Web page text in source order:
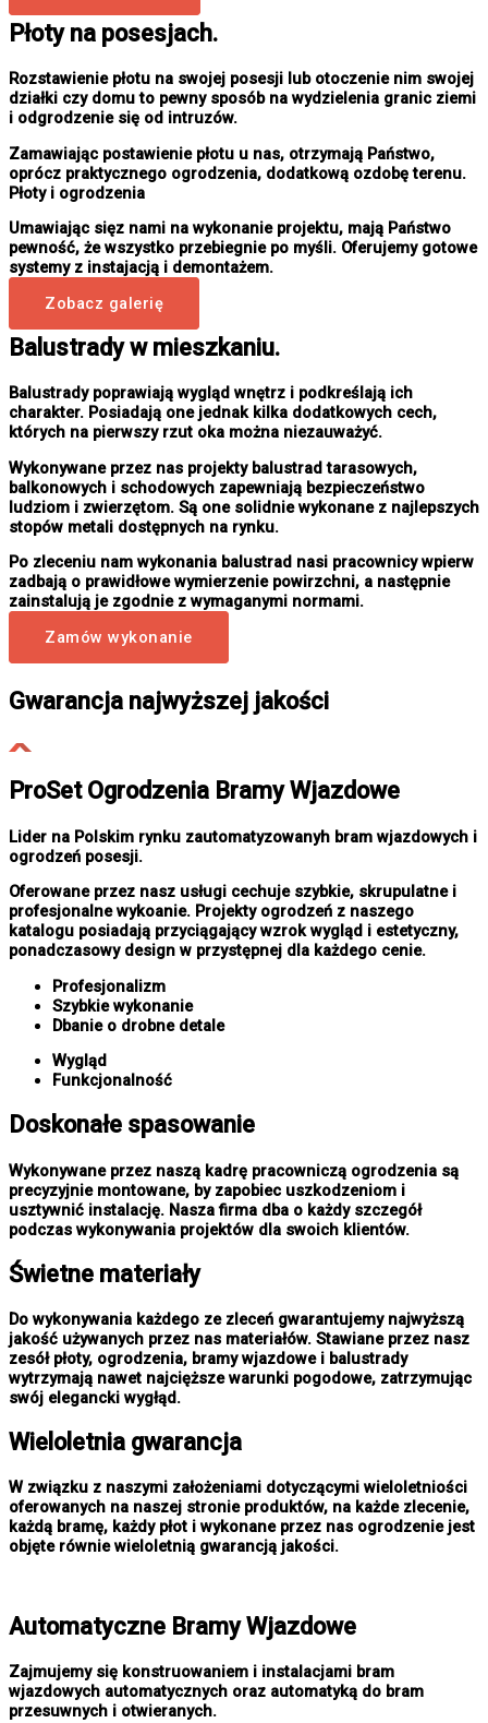
Płoty na posesjach.
Rozstawienie płotu na swojej posesji lub otoczenie nim swojej
działki czy domu to pewny sposób na wydzielenia granic ziemi
i odgrodzenie się od intruzów.
Zamawiając postawienie płotu u nas, otrzymają Państwo,
oprócz praktycznego ogrodzenia, dodatkową ozdobę terenu.
Płoty i ogrodzenia
Umawiając sięz nami na wykonanie projektu, mają Państwo
pewność, że wszystko przebiegnie po myśli. Oferujemy gotowe
systemy z instajacją i demontażem.
Zobacz galerię
Balustrady w mieszkaniu.
Balustrady poprawiają wygląd wnętrz i podkreślają ich
charakter. Posiadają one jednak kilka dodatkowych cech,
których na pierwszy rzut oka można niezauważyć.
Wykonywane przez nas projekty balustrad tarasowych,
balkonowych i schodowych zapewniają bezpieczeństwo
ludziom i zwierzętom. Są one solidnie wykonane z najlepszych
stopów metali dostępnych na rynku.
Po zleceniu nam wykonania balustrad nasi pracownicy wpierw
zadbają o prawidłowe wymierzenie powirzchni, a następnie
zainstalują je zgodnie z wymaganymi normami.
Zamów wykonanie
Gwarancja najwyższej jakości
ProSet Ogrodzenia Bramy Wjazdowe
Lider na Polskim rynku zautomatyzowanyh bram wjazdowych i
ogrodzeń posesji.
Oferowane przez nasz usługi cechuje szybkie, skrupulatne i
profesjonalne wykoanie. Projekty ogrodzeń z naszego
katalogu posiadają przyciągający wzrok wygląd i estetyczny,
ponadczasowy design w przystępnej dla każdego cenie.
Profesjonalizm
Szybkie wykonanie
Dbanie o drobne detale
Wygląd
Funkcjonalność
Doskonałe spasowanie
Wykonywane przez naszą kadrę pracowniczą ogrodzenia są
precyzyjnie montowane, by zapobiec uszkodzeniom i
usztywnić instalację. Nasza firma dba o każdy szczegół
podczas wykonywania projektów dla swoich klientów.
Świetne materiały
Do wykonywania każdego ze zleceń gwarantujemy najwyższą
jakość używanych przez nas materiałów. Stawiane przez nasz
zesół płoty, ogrodzenia, bramy wjazdowe i balustrady
wytrzymają nawet najcięższe warunki pogodowe, zatrzymując
swój elegancki wygłąd.
Wieloletnia gwarancja
W związku z naszymi założeniami dotyczącymi wieloletniości
oferowanych na naszej stronie produktów, na każde zlecenie,
każdą bramę, każdy płot i wykonane przez nas ogrodzenie jest
objęte równie wieloletnią gwarancją jakości.
Automatyczne Bramy Wjazdowe
Zajmujemy się konstruowaniem i instalacjami bram
wjazdowych automatycznych oraz automatyką do bram
przesuwnych i otwieranych.